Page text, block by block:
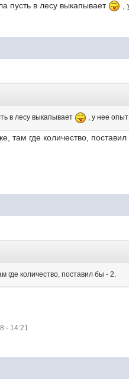
пусть в лесу выкапывает ,
в лесу выкапывает , у нее
там где количество,
где количество, поставил бы - 2.
- 14:21